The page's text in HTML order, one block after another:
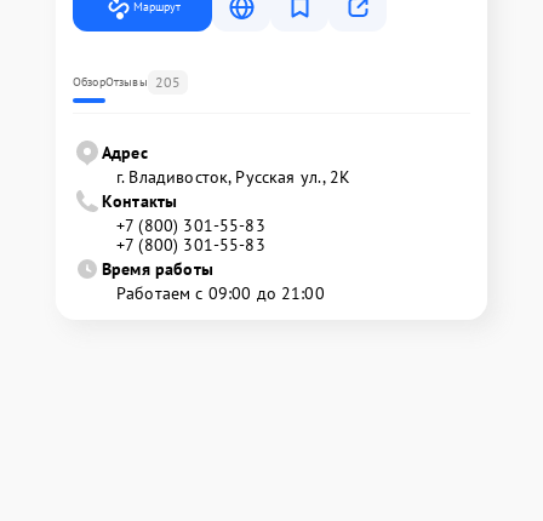
Маршрут
ОбзорОтзывы 205
Адрес
г. Владивосток, Русская ул., 2К
Контакты
+7 (800) 301-55-83
+7 (800) 301-55-83
Время работы
Работаем с 09:00 до 21:00